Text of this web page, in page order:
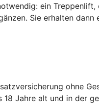
ein
Sie erhalten
ohne
Jahre alt und in der